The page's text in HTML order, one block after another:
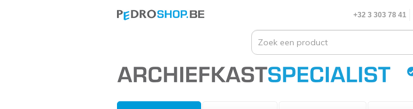
+32 3 303 78 41